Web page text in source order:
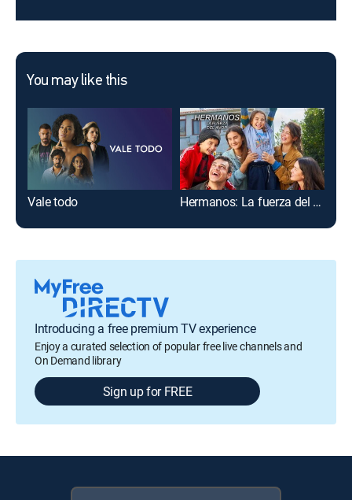
You may like this
Vale todo Hermanos: La fuerza del amor
Introducing a free premium TV experience
Enjoy a curated selection of popular free live channels and
On Demand library
Sign up for FREE